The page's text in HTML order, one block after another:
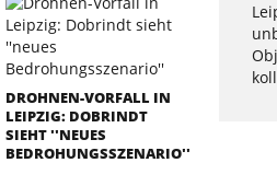
DROHNEN-VORFALL IN
LEIPZIG: DOBRINDT
SIEHT ''NEUES
BEDROHUNGSSZENARIO''